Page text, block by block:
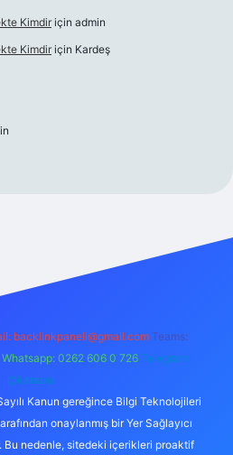
Kimdir için admin
Kimdir için Kardeş
backlinkpaneli@gmail.com Teams:
Whatsapp: 0262 606 0 726 Telegram:
@karabul
Kanun gereğince Bilgi Teknolojileri
onaylanmış bir Yer Sağlayıcı
nedenle, sitedeki içerikleri proaktif